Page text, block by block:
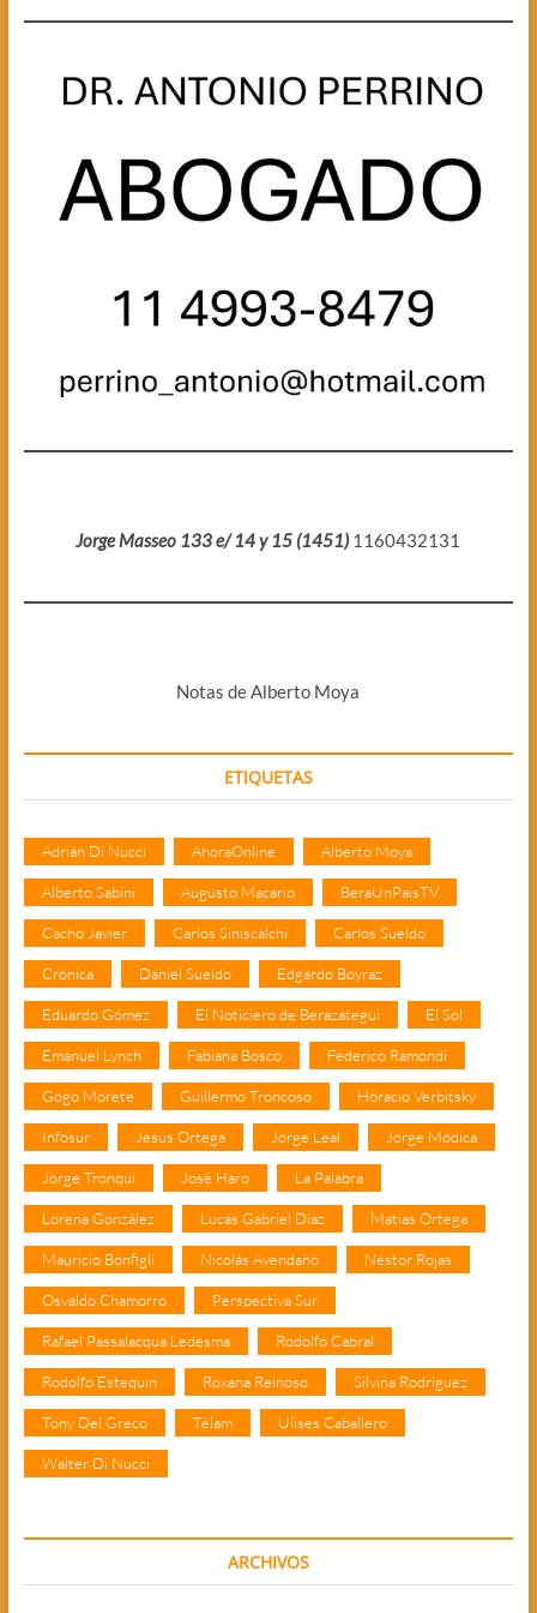
Jorge Masseo 133 e/ 14 y 15 (1451) 1160432131
Notas de Alberto Moya
ETIQUETAS
Adrián Di Nucci AhoraOnline Alberto Moya
Alberto Sabini Augusto Macario BeraUnPaisTV
Cacho Javier Carlos Siniscalchi Carlos Sueldo
Crónica Daniel Sueldo Edgardo Boyraz
Eduardo Gómez El Noticiero de Berazategui El Sol
Emanuel Lynch Fabiana Bosco Federico Ramondi
Gogo Morete Guillermo Troncoso Horacio Verbitsky
Infosur Jesús Ortega Jorge Leal Jorge Módica
Jorge Tronqui José Haro La Palabra
Lorena González Lucas Gabriel Díaz Matías Ortega
Mauricio Bonfigli Nicolás Avendaño Néstor Rojas
Osvaldo Chamorro Perspectiva Sur
Rafael Passalacqua Ledesma Rodolfo Cabral
Rodolfo Estequin Roxana Reinoso Silvina Rodríguez
Tony Del Greco Télam Ulises Caballero
Walter Di Nucci
ARCHIVOS